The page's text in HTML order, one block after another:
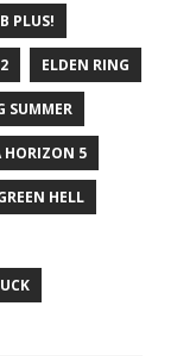
PLUS!
ELDEN RING
SUMMER
HORIZON 5
HELL